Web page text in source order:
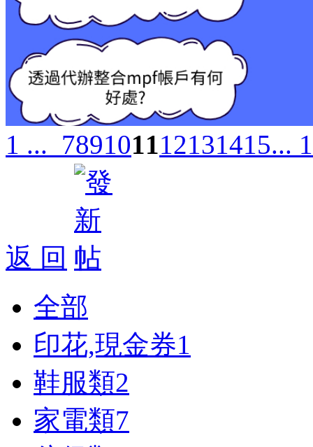
1 ... 789101112131415...
返 回
全部
印花,現金券1
鞋服類2
家電類7